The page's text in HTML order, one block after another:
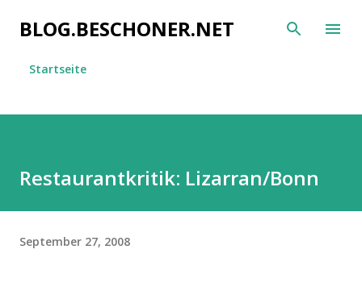
Direkt zum Hauptbereich
BLOG.BESCHONER.NET
Startseite
Restaurantkritik: Lizarran/Bonn
September 27, 2008